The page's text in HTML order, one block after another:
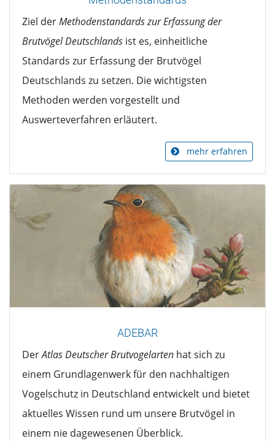
Ziel derMethodenstandards zur Erfassung der
Brutvögel Deutschlands ist es, einheitliche
Standards zur Erfassung der Brutvögel
Deutschlands zu setzen. Die wichtigsten
Methoden werden vorgestellt und
Auswerteverfahren erläutert.
mehr erfahren
ADEBAR
DerAtlas Deutscher Brutvogelarten hat sich zu
einem Grundlagenwerk für den nachhaltigen
Vogelschutz in Deutschland entwickelt und bietet
aktuelles Wissen rund um unsere Brutvögel in
einem nie dagewesenen Überblick.